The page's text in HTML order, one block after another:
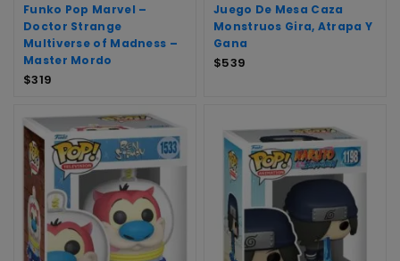
Funko Pop Marvel –
Doctor Strange
Multiverse of Madness –
Master Mordo
$319
Juego De Mesa Caza
Monstruos Gira, Atrapa Y
Gana
$539